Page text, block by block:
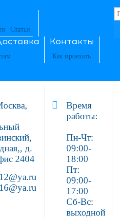
Статьи
Контакты
Как проехать
д.
2404
Время
работы:
Пн-Чт:
09:00-
18:00
Пт:
09:00-
17:00
Сб-Вс:
выходной